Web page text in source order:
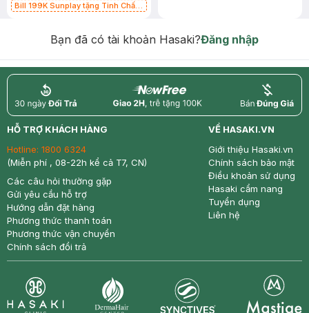
Bill 199K Sunplay tặng Tinh Chất
Bạn đã có tài khoản Hasaki?Đăng nhập
return nowfree price
HỖ TRỢ KHÁCH HÀNG
Hotline: 1800 6324
(Miễn phí , 08-22h kể cả T7, CN)
Các câu hỏi thường gặp
Gửi yêu cầu hỗ trợ
Hướng dẫn đặt hàng
Phương thức thanh toán
Phương thức vận chuyển
Chính sách đổi trả
VỀ HASAKI.VN
Giới thiệu Hasaki.vn
Chính sách bảo mật
Điều khoản sử dụng
Hasaki cẩm nang
Tuyển dụng
Liên hệ